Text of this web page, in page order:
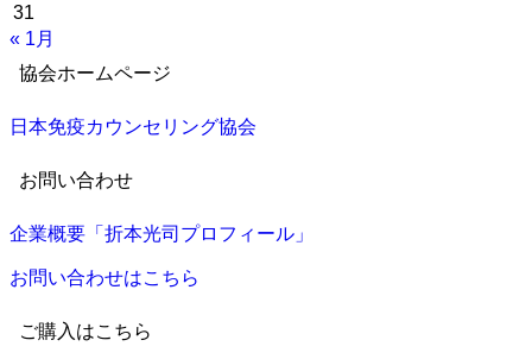
31
« 1月
協会ホームページ
日本免疫カウンセリング協会
お問い合わせ
企業概要「折本光司プロフィール」
お問い合わせはこちら
ご購入はこちら